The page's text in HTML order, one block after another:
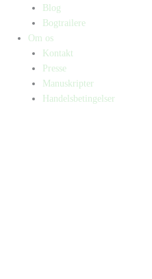
Blog
Bogtrailere
Om os
Kontakt
Presse
Manuskripter
Handelsbetingelser